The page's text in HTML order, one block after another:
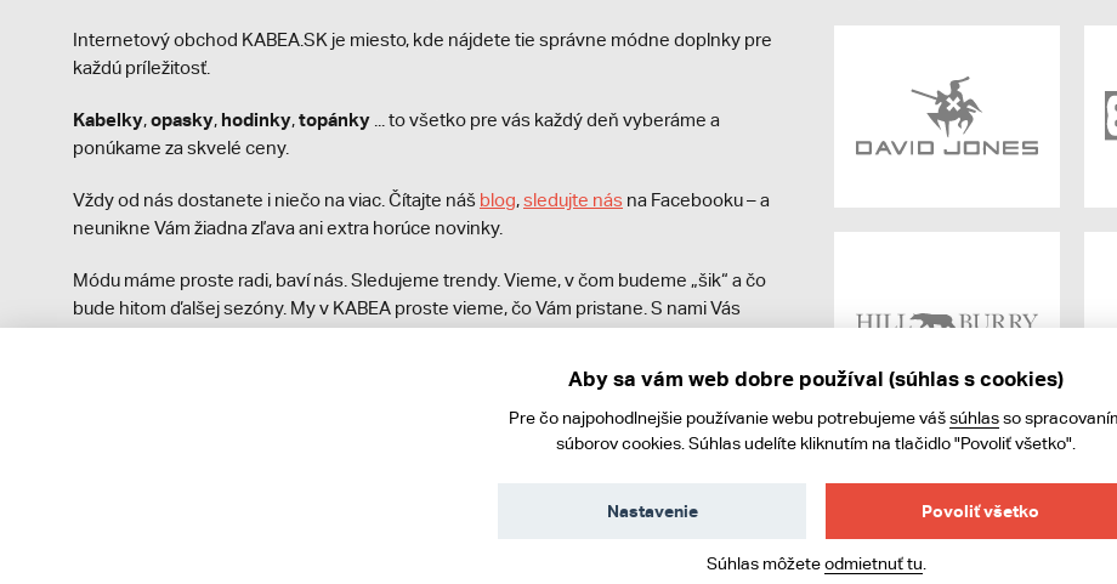
Internetový obchod KABEA.SK je miesto, kde nájdete tie správne módne doplnky pre
každú príležitosť.
Kabelky,opasky, hodinky,topánky ... to všetko pre vás každý deň vyberáme a
ponúkame za skvelé ceny.
Vždy od nás dostanete i niečo na viac. Čítajte náš blog,sledujte nás na Facebooku – a
neunikne Vám žiadna zľava ani extra horúce novinky.
Módu máme proste radi, baví nás. Sledujeme trendy. Vieme, v čom budeme „šik“ a čo
bude hitom ďalšej sezóny. My v KABEA proste vieme, čo Vám pristane. S nami Vás
Aby sa vám web dobre používal (súhlas s cookies)
Pre čo najpohodlnejšie používanie webu potrebujeme vášsúhlasso
súborov cookies. Súhlas udelíte kliknutím na tlačidlo "Povoliť všetko".
Povoliť všetko
Nastavenie
Súhlas môžeteodmietnuť tu